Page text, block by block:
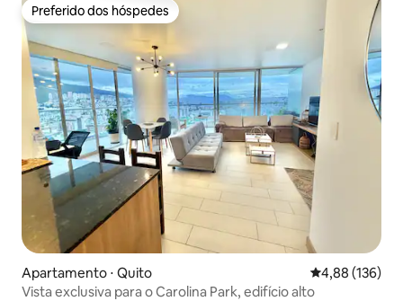
Preferido dos hóspedes
Preferido dos hóspedes
Apartamento ⋅ Quito 4,88 de uma
4,88 (136)
Vista exclusiva para o Carolina Park, edifício alto